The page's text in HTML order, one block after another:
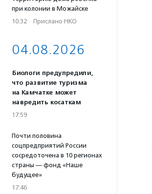
при колонии в Можайске
10:32 · Прислано НКО
04.08.2026
Биологи предупредили,
что развитие туризма
на Камчатке может
навредить косаткам
17:59
Почти половина
соцпредприятий России
сосредоточена в 10 регионах
страны — фонд «Наше
будущее»
17:46